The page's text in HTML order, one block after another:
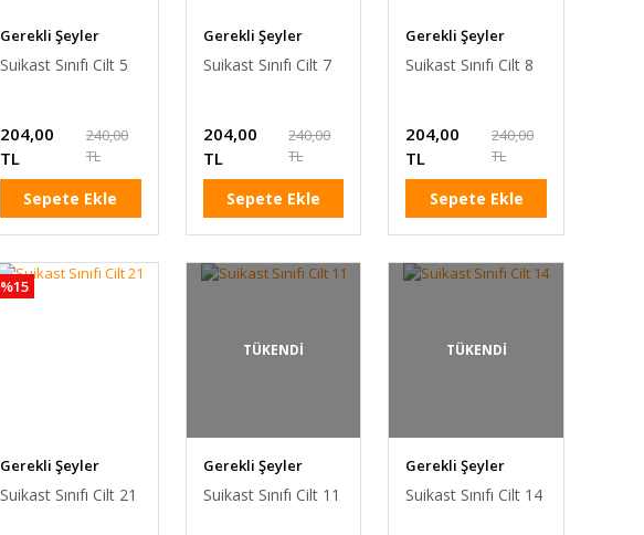
Gerekli Şeyler
Suikast Sınıfı Cilt 5
204,00
TL
240,00
TL
Sepete Ekle
Gerekli Şeyler
Suikast Sınıfı Cilt 7
204,00
TL
240,00
TL
Sepete Ekle
Gerekli Şeyler
Suikast Sınıfı Cilt 8
204,00
TL
240,00
TL
Sepete Ekle
%15
Gerekli Şeyler
Suikast Sınıfı Cilt 21
TÜKENDİ
Gerekli Şeyler
Suikast Sınıfı Cilt 11
TÜKENDİ
Gerekli Şeyler
Suikast Sınıfı Cilt 14